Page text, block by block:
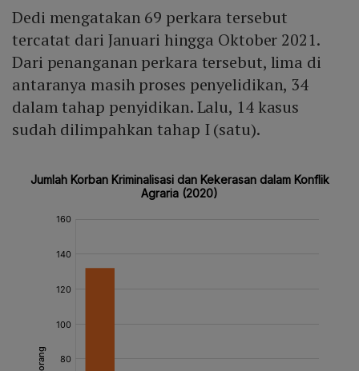
Dedi mengatakan 69 perkara tersebut
tercatat dari Januari hingga Oktober 2021.
Dari penanganan perkara tersebut, lima di
antaranya masih proses penyelidikan, 34
dalam tahap penyidikan. Lalu, 14 kasus
sudah dilimpahkan tahap I (satu).